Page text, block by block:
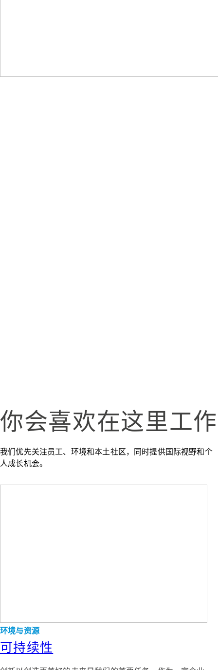
你会喜欢在这里工作
我们优先关注员工、环境和本土社区，同时提供国际视野和个
人成长机会。
环境与资源
可持续性